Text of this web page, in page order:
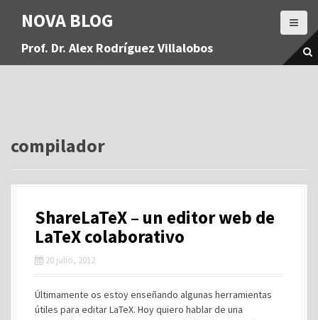
a
NOVA BLOG
Prof. Dr. Alex Rodríguez Villalobos
compilador
ShareLaTeX – un editor web de
LaTeX colaborativo
20 julio, 2012
Últimamente os estoy enseñando algunas herramientas
útiles para editar LaTeX. Hoy quiero hablar de una